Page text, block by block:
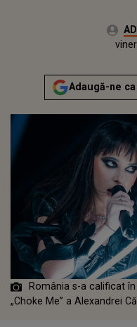
Autor:
Adaugă-ne
România s-a calificat
„Choke Me” a Alexandrei